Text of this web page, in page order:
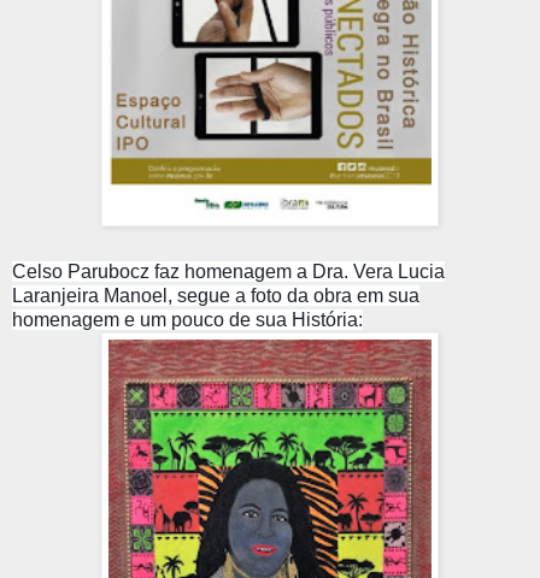
Celso Parubocz faz homenagem a Dra. Vera Lucia
Laranjeira Manoel, segue a foto da obra em sua
homenagem e um pouco de sua História: